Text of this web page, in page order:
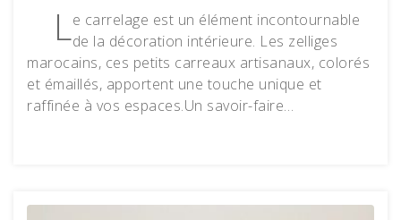
Le carrelage est un élément incontournable
de la décoration intérieure. Les zelliges
marocains, ces petits carreaux artisanaux, colorés
et émaillés, apportent une touche unique et
raffinée à vos espaces.Un savoir-faire…